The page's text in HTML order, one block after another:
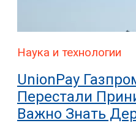
Наука и технологии
UnionPay
Перестали
Важно Знать